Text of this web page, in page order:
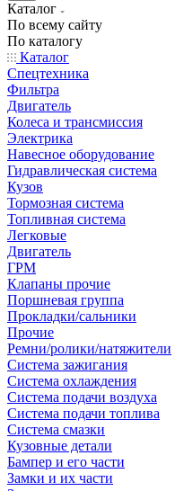
Каталог
По всему сайту
По каталогу
Каталог
Спецтехника
Фильтра
Двигатель
Колеса и трансмиссия
Электрика
Навесное оборудование
Гидравлическая система
Кузов
Тормозная система
Топливная система
Легковые
Двигатель
ГРМ
Клапаны прочие
Поршневая группа
Прокладки/сальники
Прочие
Ремни/ролики/натяжители
Система зажигания
Система охлаждения
Система подачи воздуха
Система подачи топлива
Система смазки
Кузовные детали
Бампер и его части
Замки и их части